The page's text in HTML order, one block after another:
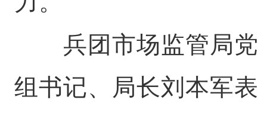
兵团市场监管局党
组书记、局长刘本军表